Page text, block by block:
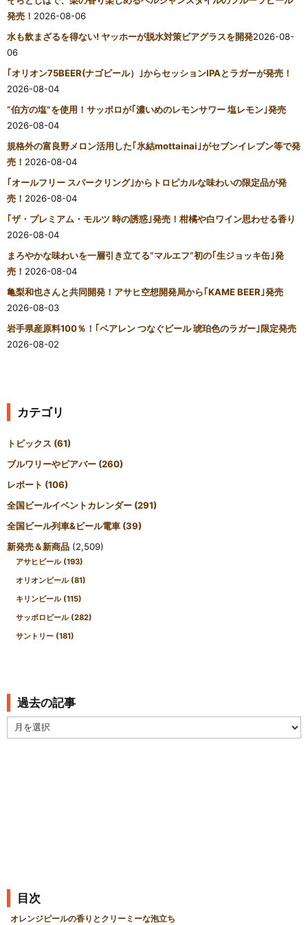
発売！ 2026-08-06
水も飲まざるを得ない! ヤッホーが脱水対策ビアグラスを開発2026-08-
06
｢オリオン75BEER(ナゴビール）｣からセッションIPAとラガーが発売！
2026-08-04
“伯方の塩”を使用！サッポロが｢濃いめのレモンサワー 塩レモン｣発売
2026-08-04
規格外の富良野メロン活用した｢氷結mottainai｣がセブンイレブン等で発
売！ 2026-08-04
｢オールフリー スパークリング｣からトロピカルな味わいの限定品が発
売！ 2026-08-04
｢ザ・プレミアム・モルツ 時の誘惑｣発売！柑橘や白ワイン思わせる香り
2026-08-04
まろやかな味わいを一層引き立てる“マルエフ”初の｢生ジョッキ缶｣発
売！ 2026-08-04
亀梨和也さんと共同開発！アサヒ空想開発局から｢KAME BEER｣発売
2026-08-03
岩手県産原料100％！｢ベアレン つなぐビール 琥珀色のラガー｣限定発売
2026-08-02
カテゴリ
トピックス (61)
ブルワリーやビアバー (260)
レポート (106)
全国ビールイベントカレンダー (291)
全国ビール列車&ビール電車 (39)
新発売＆新商品 (2,509)
アサヒビール (193)
オリオンビール (81)
キリンビール (115)
サッポロビール (282)
サントリー (181)
過去の記事
去
目次
オレンジピールの香りとクリーミーな泡立ち